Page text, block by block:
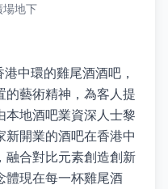
場地下
中環的雞尾酒酒吧，
的藝術精神，為客人提
本地酒吧業資深人士黎
開業的酒吧在香港中
融合對比元素創造創新
體現在每一杯雞尾酒